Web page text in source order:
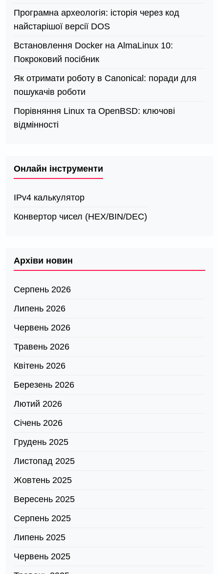
Програмна археологія: історія через код
найстарішої версії DOS
Встановлення Docker на AlmaLinux 10:
Покроковий посібник
Як отримати роботу в Canonical: поради для
пошукачів роботи
Порівняння Linux та OpenBSD: ключові
відмінності
Онлайн інструменти
IPv4 калькулятор
Конвертор чисел (HEX/BIN/DEC)
Архіви новин
Серпень 2026
Липень 2026
Червень 2026
Травень 2026
Квітень 2026
Березень 2026
Лютий 2026
Січень 2026
Грудень 2025
Листопад 2025
Жовтень 2025
Вересень 2025
Серпень 2025
Липень 2025
Червень 2025